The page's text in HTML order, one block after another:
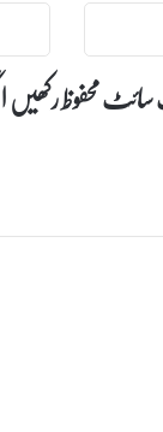
سائٹ محفوظ